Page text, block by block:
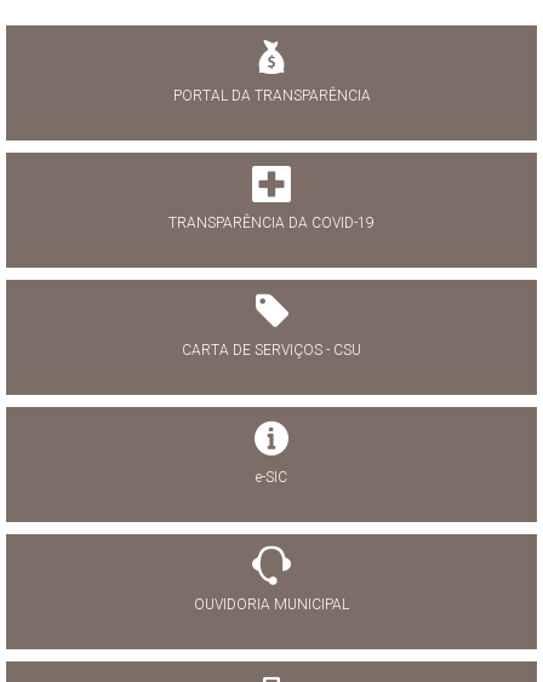
PORTAL DA TRANSPARÊNCIA
TRANSPARÊNCIA DA COVID-19
CARTA DE SERVIÇOS - CSU
e-SIC
OUVIDORIA MUNICIPAL